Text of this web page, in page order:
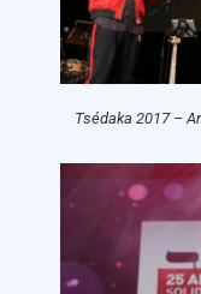
Tsédaka 2017 –